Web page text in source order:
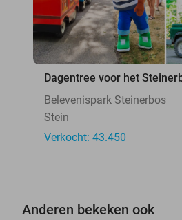
Dagentree voor het
Belevenispark Steinerbos
Stein
Verkocht: 43.450
Anderen bekeken ook